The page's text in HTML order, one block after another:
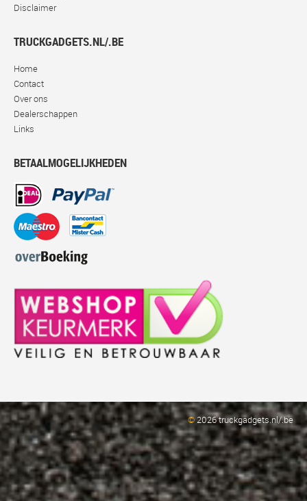
Disclaimer
TRUCKGADGETS.NL/.BE
Home
Contact
Over ons
Dealerschappen
Links
BETAALMOGELIJKHEDEN
©2026 truckgadgets.nl/.be